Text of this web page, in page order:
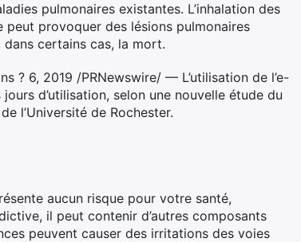
pulmonaires existantes. L’inhalation des
provoquer des lésions pulmonaires
certains cas, la mort.
? 6, 2019 /PRNewswire/ — L’utilisation de l’e-
d’utilisation, selon une nouvelle étude du
l’Université de Rochester.
aucun risque pour votre santé,
il peut contenir d’autres composants
peuvent causer des irritations des voies